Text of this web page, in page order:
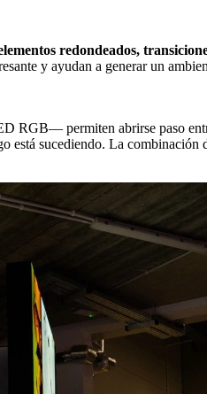
redondeados,
y ayudan a generar un
RGB— permiten abrirse paso
está sucediendo. La combinación